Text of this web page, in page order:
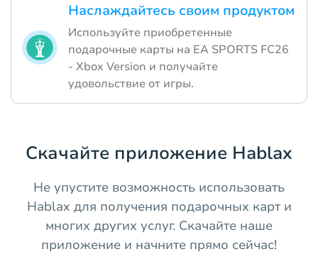
Наслаждайтесь своим продуктом
Используйте приобретенные
подарочные карты на EA SPORTS FC26
- Xbox Version и получайте
удовольствие от игры.
Скачайте приложение Hablax
Не упустите возможность использовать
Hablax для получения подарочных карт и
многих других услуг. Скачайте наше
приложение и начните прямо сейчас!